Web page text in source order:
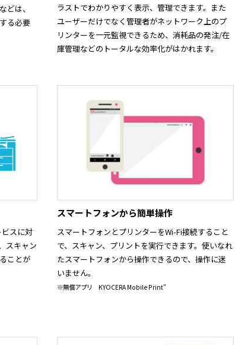
どは、
る必要
ラストでわかりやすく表示、管理できます。また
ユーザーだけでなく管理者がネットワーク上のプ
リンターを一元監視できるため、消耗品の発注/在
庫管理などのトータルな効率化がはかれます。
スに対
スキャン
ことが
スマートフォンから簡単操作
スマートフォンとプリンターをWi-Fi接続すること
で、スキャン、プリントを実行できます。使いなれ
たスマートフォンから操作できるので、操作に迷
いません。
※無償アプリ KYOCERA Mobile Print"